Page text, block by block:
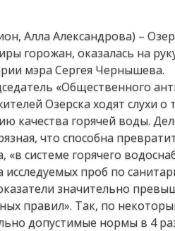
Алла Александрова) –
горожан, оказалась на
мэра Сергея Чернышева.
«Общественного
Озерска ходят слухи о
горячей воды.
что способна
системе горячего
исследуемых проб по
значительно
правил». Так, по
допустимые нормы в 4